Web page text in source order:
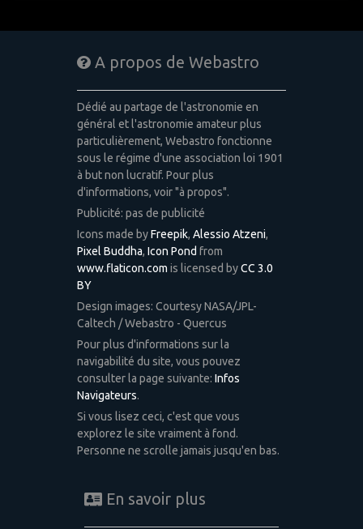
A propos de Webastro
Dédié au partage de l'astronomie en
général et l'astronomie amateur plus
particulièrement, Webastro fonctionne
sous le régime d'une association loi 1901
à but non lucratif. Pour plus
d'informations, voir "à propos".
Publicité: pas de publicité
Icons made byFreepik, Alessio Atzeni,
Pixel Buddha, Icon Pond from
www.flaticon.com is licensed byCC 3.0
BY
Design images: Courtesy NASA/JPL-
Caltech / Webastro - Quercus
Pour plus d'informations sur la
navigabilité du site, vous pouvez
consulter la page suivante: Infos
Navigateurs.
Si vous lisez ceci, c'est que vous
explorez le site vraiment à fond.
Personne ne scrolle jamais jusqu'en bas.
En savoir plus